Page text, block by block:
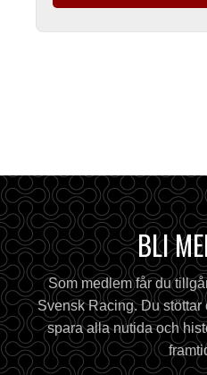
BLI
Som medlem får du
Svensk Racing. Du stöttar
spara alla nutida och